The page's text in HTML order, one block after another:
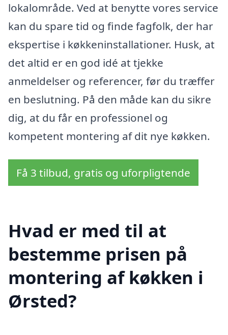
lokalområde. Ved at benytte vores service
kan du spare tid og finde fagfolk, der har
ekspertise i køkkeninstallationer. Husk, at
det altid er en god idé at tjekke
anmeldelser og referencer, før du træffer
en beslutning. På den måde kan du sikre
dig, at du får en professionel og
kompetent montering af dit nye køkken.
Få 3 tilbud, gratis og uforpligtende
Hvad er med til at
bestemme prisen på
montering af køkken i
Ørsted?